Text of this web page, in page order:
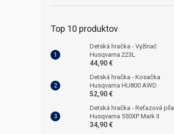
Top 10 produktov
Detská hračka - Vyžínač
Husqvarna 223L
44,90 €
Detská hračka - Kosačka
Husqvarna HU800 AWD
52,90 €
Detská hračka - Reťazová píla
Husqvarna 550XP Mark II
34,90 €